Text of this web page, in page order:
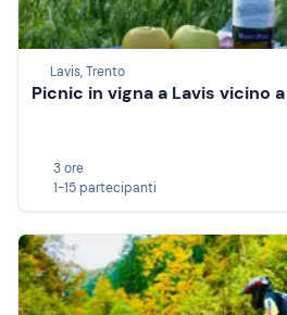
Lavis, Trento
Picnic in vigna a Lavis vicino
3 ore
1-15 partecipanti